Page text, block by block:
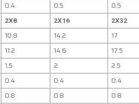
0.4 0.5 0.5
2X8 2X16 2X32
10.8 14.2 17
11.2 14.6 17.5
1.5 2 2.5
0.4 0.4 0.4
0.8 0.8 0.8